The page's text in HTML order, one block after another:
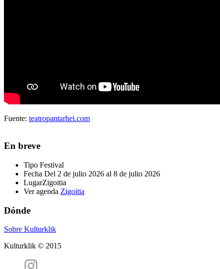
Fuente: teatropantarhei.com
En breve
Tipo Festival
Fecha Del 2 de julio 2026 al 8 de julio 2026
LugarZigoitia
Ver agenda Zigoitia
Dónde
Sobre Kulturklik
Kulturklik © 2015